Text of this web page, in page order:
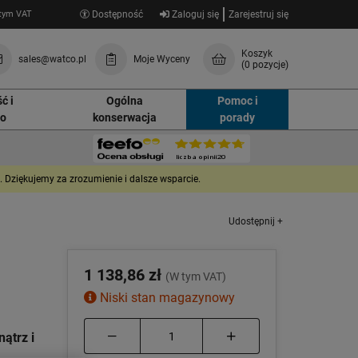
VAT Dostępność Zaloguj się Zarejestruj się
sales@watco.pl Moje Wyceny
Koszyk
(0 pozycje)
i
Ogólna
konserwacja
Pomoc i
porady
za zrozumienie i dalsze wsparcie.
Udostępnij +
i
1 138,86 zł (W tym VAT)
Niski stan magazynowy